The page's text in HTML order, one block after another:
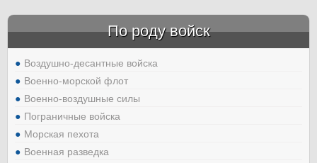
По роду войск
Воздушно-десантные войска
Военно-морской флот
Военно-воздушные силы
Пограничные войска
Морская пехота
Военная разведка